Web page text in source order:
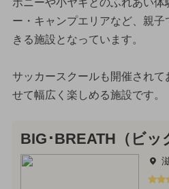
ー・キャンプエリアなど、親
きる施設となっています。
サッカースクールも開催され
せて幅広く楽しめる施設です。
BIG･BREATH（ビッ